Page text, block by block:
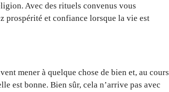
Avec des rituels convenus vous
prospérité et confiance lorsque la vie est
mener à quelque chose de bien et, au cours
est bonne. Bien sûr, cela n’arrive pas avec